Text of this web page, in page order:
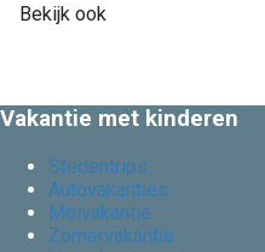
Bekijk ook
Vakantie met kinderen
Stedentrips
Autovakanties
Meivakantie
Zomervakantie